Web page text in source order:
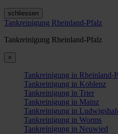
schliessen
Tankreinigung Rheinland-Pfalz
Tankreinigung Rheinland-Pfalz
×
Tankreinigung in Rheinland-
Tankreinigung in Koblenz
Tankreinigung in Trier
Tankreinigung in Mainz
Tankreinigung in
Tankreinigung in Worms
Tankreinigung in Neuwied